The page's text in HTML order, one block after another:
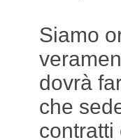
Siamo
dovrà
che
contratti